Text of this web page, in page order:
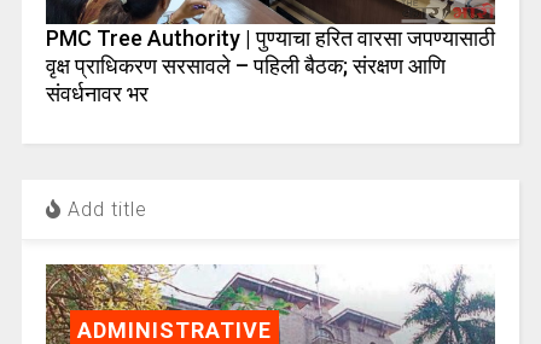
PMC Tree Authority | पुण्याचा हरित वारसा जपण्यासाठी
वृक्ष प्राधिकरण सरसावले – पहिली बैठक; संरक्षण आणि
संवर्धनावर भर
Add title
ADMINISTRATIVE